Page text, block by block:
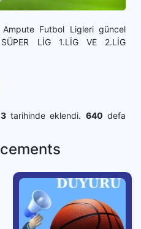
Futbol Ligleri güncel
LİG 1.LİG VE 2.LİG
tarihinde eklendi. 640 defa